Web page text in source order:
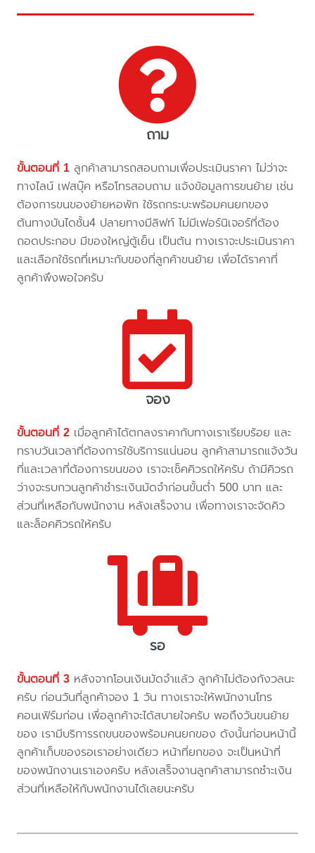
ถาม
ขั้นตอนที่ 1 ลูกค้าสามารถสอบถามเพื่อประเมินราคา ไม่ว่าจะ
ทางไลน์ เฟสบุ๊ค หรือโทรสอบถาม แจ้งข้อมูลการขนย้าย เช่น
ต้องการขนของย้ายหอพัก ใช้รถกระบะพร้อมคนยกของ
ต้นทางบันไดชั้น4 ปลายทางมีลิฟท์ ไม่มีเฟอร์นิเจอร์ที่ต้อง
ถอดประกอบ มีของใหญ่ตู้เย็น เป็นต้น ทางเราจะประเมินราคา
และเลือกใช้รถที่เหมาะกับของที่ลูกค้าขนย้าย เพื่อได้ราคาที่
ลูกค้าพึงพอใจครับ
จอง
ขั้นตอนที่ 2 เมื่อลูกค้าได้ตกลงราคากับทางเราเรียบร้อย และ
ทราบวันเวลาที่ต้องการใช้บริการแน่นอน ลูกค้าสามารถแจ้งวัน
ที่และเวลาที่ต้องการขนของ เราจะเช็คคิวรถให้ครับ ถ้ามีคิวรถ
ว่างจะรบกวนลูกค้าชำระเงินมัดจำก่อนขั้นต่ำ 500 บาท และ
ส่วนที่เหลือกับพนักงาน หลังเสร็จงาน เพื่อทางเราจะจัดคิว
และล็อคคิวรถให้ครับ
รอ
ขั้นตอนที่ 3 หลังจากโอนเงินมัดจำแล้ว ลูกค้าไม่ต้องกังวลนะ
ครับ ก่อนวันที่ลูกค้าจอง 1 วัน ทางเราจะให้พนักงานโทร
คอนเฟิร์มก่อน เพื่อลูกค้าจะได้สบายใจครับ พอถึงวันขนย้าย
ของ เรามีบริการรถขนของพร้อมคนยกของ ดังนั้นก่อนหน้านี้
ลูกค้าเก็บของรอเราอย่างเดียว หน้าที่ยกของ จะเป็นหน้าที่
ของพนักงานเราเองครับ หลังเสร็จงานลูกค้าสามารถชำะเงิน
ส่วนที่เหลือให้กับพนักงานได้เลยนะครับ